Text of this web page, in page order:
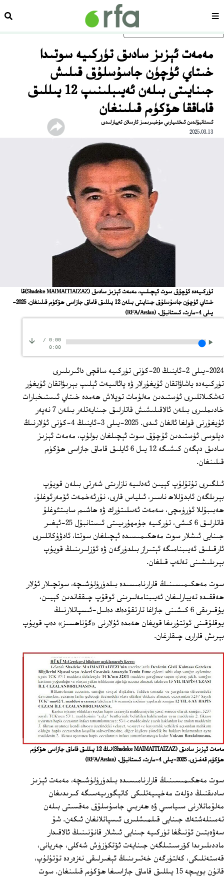
ئاساسلىق مەزمۇنغا ئاتلاڭسەھىپە
مەمەت ئېزىز سادىق تۈركىيە سوتىدا
خىتاي ئۈچۈن جاسۇسلۇق قىلىش
جىنايىتى بىلەن ئەيىبلىنىپ 12 يىللىق
قاماققا ھۆكۈم قىلىنغان
ئىستانبۇلدىن ئىختىيارىي مۇخبىرىمىز ئارسلان تەييارلىدى
2025.03.13
تۈركىيەدە ئۇچۇق سوت ئېچىلىپ، مەمەت ئېزىز سادىق (Shadeke MAIMAITIAIZAZ)قا
خىتاي ئۈچۈن جاسۇسلۇق جىنايىتى بىلەن 12 يىللىق قاماق جازاسى ھۆكۈم قىلىنغان. 2025-
يىلى 4-مارت، ئىستانبۇل.
(RFA/Arslan)
0:00
/
0:00
2024-يىلى 2-ئاينىڭ 20-كۈنى تۈركىيە ساقچى دائىرىلىرى
تۈركىيەدە ياشاۋاتقان ئۇيغۇرلار ۋە پائالىيەت ئېلىپ بېرىۋاتقان ئۇيغۇر
تەشكىلاتلىرى ئۈستىدىن مەلۇمات توپلاش ھەمدە خىتاي ئىستىخبارات
خادىملىرى بىلەن ئالاقىلىشىش قاتارلىق جىنايەتلەر بىلەن 7 نەپەر
ئۇيغۇرنى قولغا ئالغان ئىدى. 2025-يىلى 3-ئاينىڭ 4-كۈنى ئۇلارنىڭ
دېلوسى ئۈستىدىن ئۇچۇق سوت ئېچىلغان بولۇپ، مەمەت ئېزىز
سادىق دېگەن كىشىگە 12 يىل 6 ئايلىق قاماق جازاسى ھۆكۈم
قىلىنغان.
ئىلگىرى تۇتۇلۇپ كېيىن ئەدلىيە نازارىتى شەرتى بىلەن قويۇپ
بېرىلگەن ئابدۇللاھ ناسىر، ئىلياس قارى، نۇرئەخمەت ئۆمەرئوغلۇ،
ھەبىبۇللا ئۈرۈمچى، سەمەت ئەسلىتۈرك ۋە ھاشىم سابىتئوغلۇ
قاتارلىق 6 كىشى، تۈركىيە جۇمھۇرىيىتى ئىستانبۇل 25-ئېغىر
جىنايى ئىشلار سوت مەھكىمىسىدە ئېچىلغان سوتتا، ئادۋۇكاتلىرى
ئارقىلىق ئەيىبنامىگە ئېتىراز بىلدۈرگەن ۋە ئۆزلىرىنىڭ قويۇپ
بېرىلىشىنى تەلەپ قىلغان.
سوت مەھكىمىسىنىڭ قارارنامىسىدە بىلدۈرۈلۈشىچە، سوتچىلار ئۇلار
ھەققىدە تەييارلىغان ئەيىبنامەلىرىنى ئوقۇپ چىققاندىن كېيىن،
يۇقىرىقى 6 كىشىنى جازاغا تارتقۇدەك دەلىل-ئىسپاتلارنىڭ
يوقلۇقىنى ئوتتۇرىغا قويغان ھەمدە ئۇلارنى «گۇناھسىز» دەپ قويۇپ
بېرىش قارارى چىقارغان.
مەمەت ئېزىز سادىق (Shadeke MAIMAITIAIZAZ)نىڭ 12 يىللىق قاماق جازاسى ھۆكۈم
ھۆكۈم قەغىزى. 2025-يىلى 4-مارت، ئىستانبۇل.
(RFA/Arslan)
سوت مەھكىمىسىنىڭ قارارنامىسىدە بىلدۈرۈلۈشىچە، مەمەت ئېزىز
سادىقنىڭ دۆلەت مەخپىيەتلىكى كاتېگورىيەسىگە كىرىدىغان
مەلۇماتلارنى سىياسىي ۋە ھەربىي جاسۇسلۇق مەقسىتى بىلەن
تەمىنلەشتەك جىنايى قىلمىشلىرى ئىسپاتلانغان ئىكەن. شۇ
سەۋەبتىن ئۇنىڭغا تۈركىيە جىنايى ئىشلار قانۇنىنىڭ ئالاقىدار
ماددىلىرىدا كۆرسىتىلگەن جىنايەت ئۆتكۈزۈش شەكلى، جەريانى،
قەستەنلىكى، كەلتۈرگەن خەتىرىنىڭ ئېغىرلىقى نەزەردە تۇتۇلۇپ،
قانۇن بويىچە 15 يىللىق قاماق جازاسىغا ھۆكۈم قىلىنغان. سوت